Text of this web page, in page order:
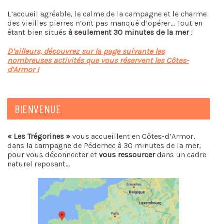
L’accueil agréable, le calme de la campagne et le charme
des vieilles pierres n’ont pas manqué d’opérer… Tout en
étant bien situés à seulement 30 minutes de la mer!
D’ailleurs, découvrez sur la page suivante les
nombreuses activités que vous réservent les Côtes-
d’Armor !
BIENVENUE
« Les Trégorines » vous accueillent en Côtes-d’Armor,
dans la campagne de Pédernec à 30 minutes de la mer,
pour vous déconnecter et vous ressourcerdans un cadre
naturel reposant…